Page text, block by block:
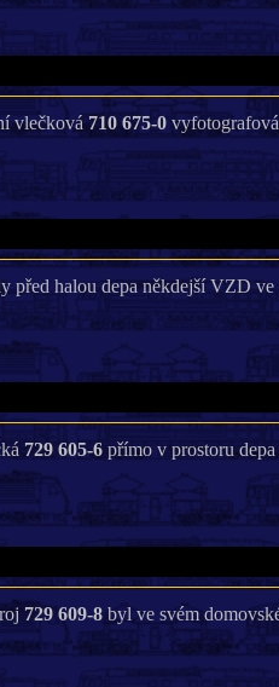
vlečková710 675-0
před halou depa někdejší VZD
729 605-6 přímo v prostoru
729 609-8byl ve svém